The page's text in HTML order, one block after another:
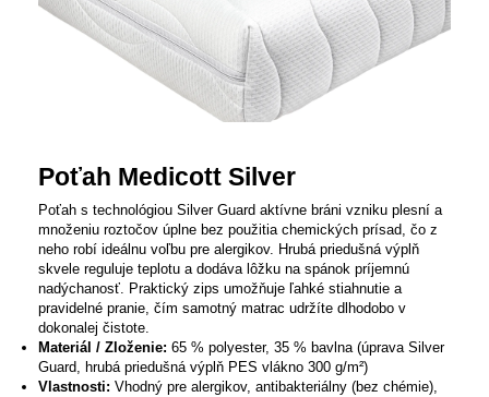
Poťah Medicott Silver
Poťah s technológiou Silver Guard aktívne bráni vzniku plesní a
množeniu roztočov úplne bez použitia chemických prísad, čo z
neho robí ideálnu voľbu pre alergikov. Hrubá priedušná výplň
skvele reguluje teplotu a dodáva lôžku na spánok príjemnú
nadýchanosť. Praktický zips umožňuje ľahké stiahnutie a
pravidelné pranie, čím samotný matrac udržíte dlhodobo v
dokonalej čistote.
Materiál / Zloženie: 65 % polyester, 35 % bavlna (úprava Silver
Guard, hrubá priedušná výplň PES vlákno 300 g/m²)
Vlastnosti: Vhodný pre alergikov, antibakteriálny (bez chémie),